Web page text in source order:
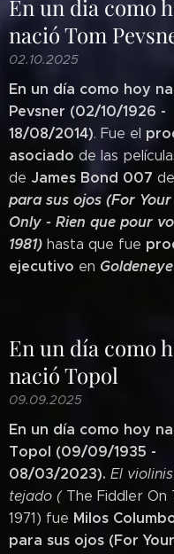
En un dia como
nació Tom
02.10.2025
En un día como hoy
Pevsner (02/10/1926 -
18/08/2014). Fue el
asociado de las
de James Bond 007
para sus ojos (For Your
Only - Rien que pour
1981) hasta que fue
ejecutivo en
En un día como
nació Topol
09.09.2025
En un día como hoy
Topol (09/09/1935 -
08/03/2023). El
tejado (The Fiddler On
1971) fue Milos
para sus ojos (For